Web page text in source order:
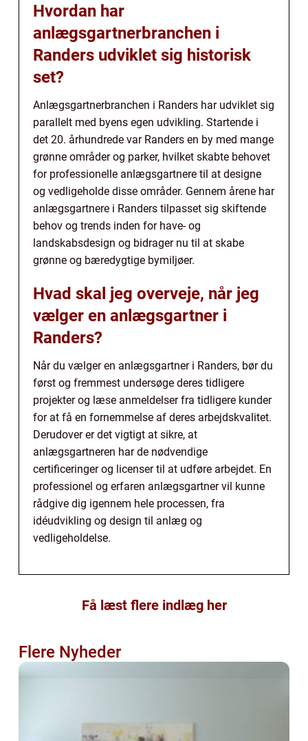
Hvordan har
anlægsgartnerbranchen i
Randers udviklet sig historisk
set?
Anlægsgartnerbranchen i Randers har udviklet sig
parallelt med byens egen udvikling. Startende i
det 20. århundrede var Randers en by med mange
grønne områder og parker, hvilket skabte behovet
for professionelle anlægsgartnere til at designe
og vedligeholde disse områder. Gennem årene har
anlægsgartnere i Randers tilpasset sig skiftende
behov og trends inden for have- og
landskabsdesign og bidrager nu til at skabe
grønne og bæredygtige bymiljøer.
Hvad skal jeg overveje, når jeg
vælger en anlægsgartner i
Randers?
Når du vælger en anlægsgartner i Randers, bør du
først og fremmest undersøge deres tidligere
projekter og læse anmeldelser fra tidligere kunder
for at få en fornemmelse af deres arbejdskvalitet.
Derudover er det vigtigt at sikre, at
anlægsgartneren har de nødvendige
certificeringer og licenser til at udføre arbejdet. En
professionel og erfaren anlægsgartner vil kunne
rådgive dig igennem hele processen, fra
idéudvikling og design til anlæg og
vedligeholdelse.
Få læst flere indlæg her
Flere Nyheder